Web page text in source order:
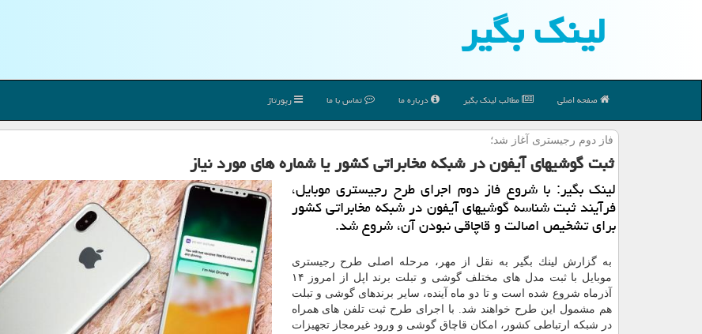
لینك بگیر
صفحه اصلی مطالب لینك بگیر درباره ما تماس با ما رپورتاژ
فاز دوم رجیستری آغاز شد؛
ثبت گوشیهای آیفون در شبكه مخابراتی كشور یا شماره های مورد نیاز
لینك بگیر: با شروع فاز دوم اجرای طرح رجیستری موبایل،
فرآیند ثبت شناسه گوشیهای آیفون در شبكه مخابراتی كشور
برای تشخیص اصالت و قاچاقی نبودن آن، شروع شد.
به گزارش لینك بگیر به نقل از مهر، مرحله اصلی طرح رجیستری
موبایل با ثبت مدل های مختلف گوشی و تبلت برند اپل از امروز ۱۴
آذرماه شروع شده است و تا دو ماه آینده، سایر برندهای گوشی و تبلت
هم مشمول این طرح خواهند شد. با اجرای طرح ثبت تلفن های همراه
در شبكه ارتباطی كشور، امكان قاچاق گوشی و ورود غیرمجاز تجهیزات